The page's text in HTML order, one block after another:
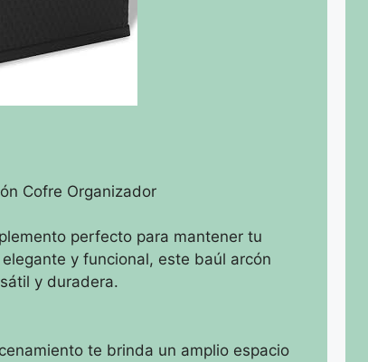
Cofre Organizador
perfecto para mantener tu
y funcional, este baúl arcón
y duradera.
te brinda un amplio espacio